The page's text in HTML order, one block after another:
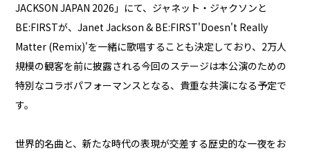
JACKSON JAPAN 2026」にて、ジャネット・ジャクソンと
BE:FIRSTが、Janet Jackson & BE:FIRST'Doesn't Really
Matter (Remix)'を一緒に歌唱することも決定しており、2万人
規模の観客を前に披露される今回のステージは本公演のための
特別なコラボパフォーマンスとなる、貴重な共演になる予定で
す。
世界的名曲と、新たな時代の表現が交差する歴史的な一夜をお